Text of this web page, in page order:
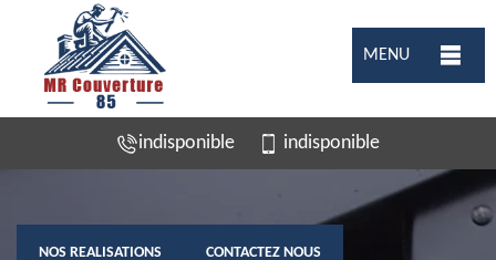
MENU
indisponible indisponible
NOS REALISATIONS CONTACTEZ NOUS